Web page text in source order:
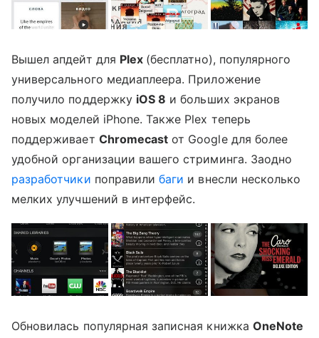
Вышел апдейт для Plex (бесплатно), популярного
универсального медиаплеера. Приложение
получило поддержку iOS 8 и больших экранов
новых моделей iPhone. Также Plex теперь
поддерживает Chromecast от Google для более
удобной организации вашего стриминга. Заодно
разработчики поправилибаги и внесли несколько
мелких улучшений в интерфейс.
Обновилась популярная записная книжка OneNote